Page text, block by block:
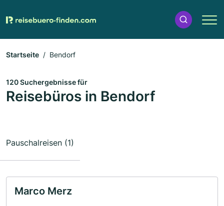
Startseite Bendorf
120 Suchergebnisse für
Reisebüros in Bendorf
Pauschalreisen (1)
Marco Merz